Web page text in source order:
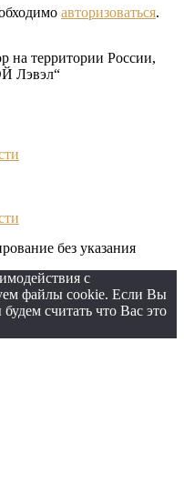
авторизоваться.
на территории России,
Лэвэл“
без указания
с
файлы cookie. Если Вы
считать что Вас это